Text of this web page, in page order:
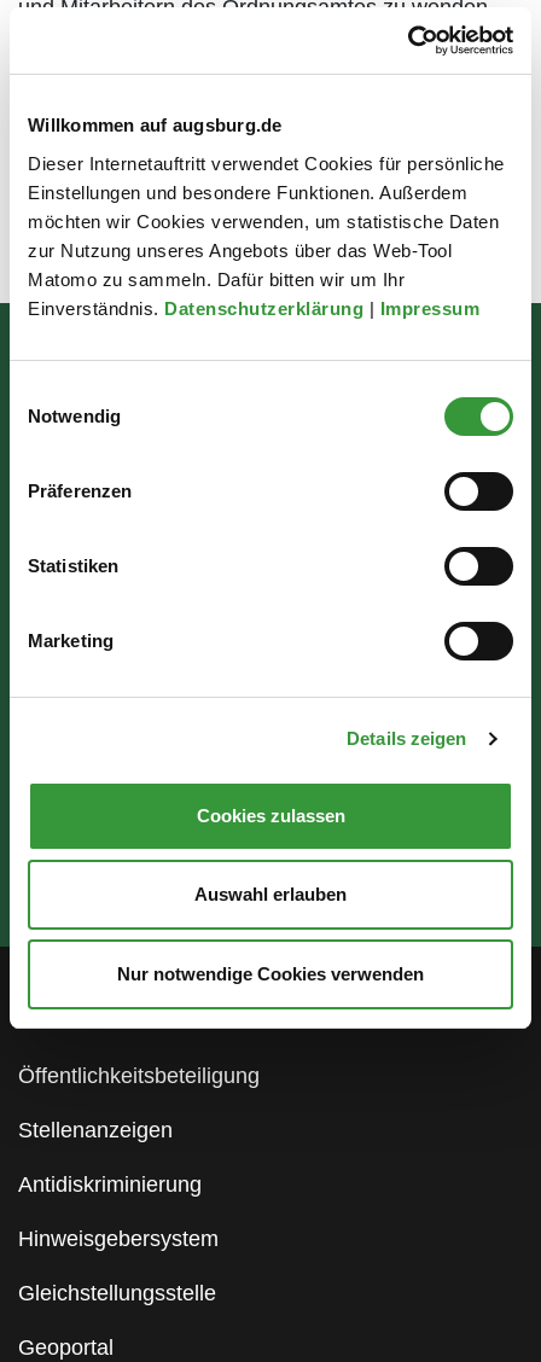
Willkommen auf augsburg.de
Dieser Internetauftritt verwendet Cookies für persönliche
Einstellungen und besondere Funktionen. Außerdem
möchten wir Cookies verwenden, um statistische Daten
zur Nutzung unseres Angebots über das Web-Tool
Matomo zu sammeln. Dafür bitten wir um Ihr
Einverständnis. Datenschutzerklärung | Impressum
Notwendig
Präferenzen
Statistiken
Marketing
Details zeigen
Cookies zulassen
Auswahl erlauben
Nur notwendige Cookies verwenden
und Mitarbeitern des Ordnungsamtes zu wenden –
persönlich, unkompliziert und ohne Anmeldung.
(pm/swo)
zu Aktuelles aus der Stadt
Zuletzt aktualisiert am: 07.08.2026
Service
Öffentlichkeitsbeteiligung
Stellenanzeigen
Antidiskriminierung
Hinweisgebersystem
Gleichstellungsstelle
Geoportal
Bürgerinformation
Rathausplatz 1
Do: 07:30 - 17:30 Uhr